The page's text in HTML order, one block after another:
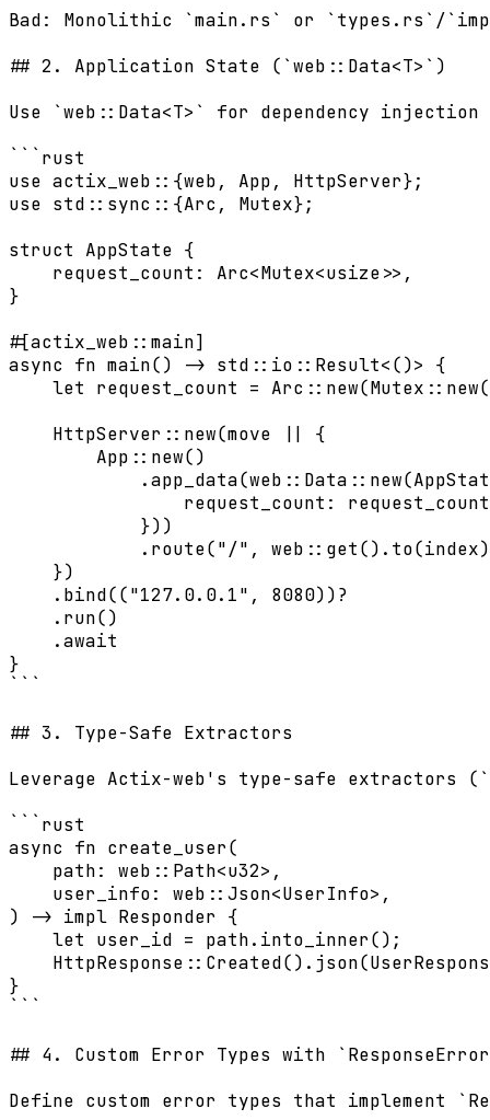
Bad: Monolithic `main.rs` or `types.rs`/
## 2. Application State (`web::Data<T>`)
Use `web::Data<T>` for dependency
```rust
use actix_web::{web, App, HttpServer};
use std::sync::{Arc, Mutex};
struct AppState {
    request_count: Arc<Mutex<usize>>,
}
#[actix_web::main]
async fn main() -> std::io::Result<()> {
let request_count =
    HttpServer::new(move || {
        App::new()
request_count:
            }))
.route("/",
    })
    .bind(("127.0.0.1", 8080))?
    .run()
    .await
}
## 3. Type-Safe Extractors
Leverage Actix-web's type-safe extractors
```rust
async fn create_user(
    path: web::Path<u32>,
    user_info: web::Json<UserInfo>,
) -> impl Responder {
    let user_id = path.into_inner();
}
## 4. Custom Error Types with
Define custom error types that implement